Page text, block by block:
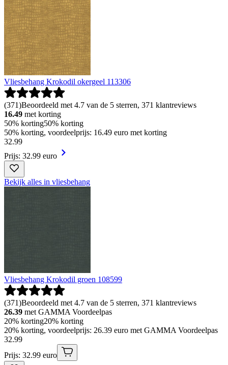
Vliesbehang Krokodil okergeel 113306
(371)Beoordeeld met 4.7 van de 5 sterren, 371 klantreviews
16.49 met korting
50% korting50% korting
50% korting, voordeelprijs: 16.49 euro met korting
32.99
Prijs: 32.99 euro
Bekijk alles in vliesbehang
Vliesbehang Krokodil groen 108599
(371)Beoordeeld met 4.7 van de 5 sterren, 371 klantreviews
26.39 met GAMMA Voordeelpas
20% korting20% korting
20% korting, voordeelprijs: 26.39 euro met GAMMA Voordeelpas
32.99
Prijs: 32.99 euro